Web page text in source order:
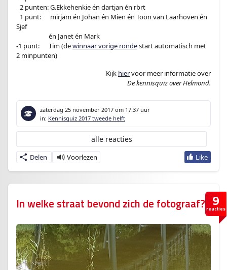
l
r
2 punten: G.Ekkehenkie én dartjan én rbrt
1 punt:
mirjam én Johan én Mien én Toon van Laarhoven én
Sjef
én Janet én Mark
-1 punt:
Tim (dewinnaar vorige rondestart automatisch met
2 minpunten)
Kijk hiervoor meer informatie over
De kennisquiz over Helmond.
zaterdag 25 november 2017 om 17:37 uur
in: Kennisquiz 2017 tweede helft
Delen
alle reacties
9
reacties
In welke straat bevond zich de fotograaf?